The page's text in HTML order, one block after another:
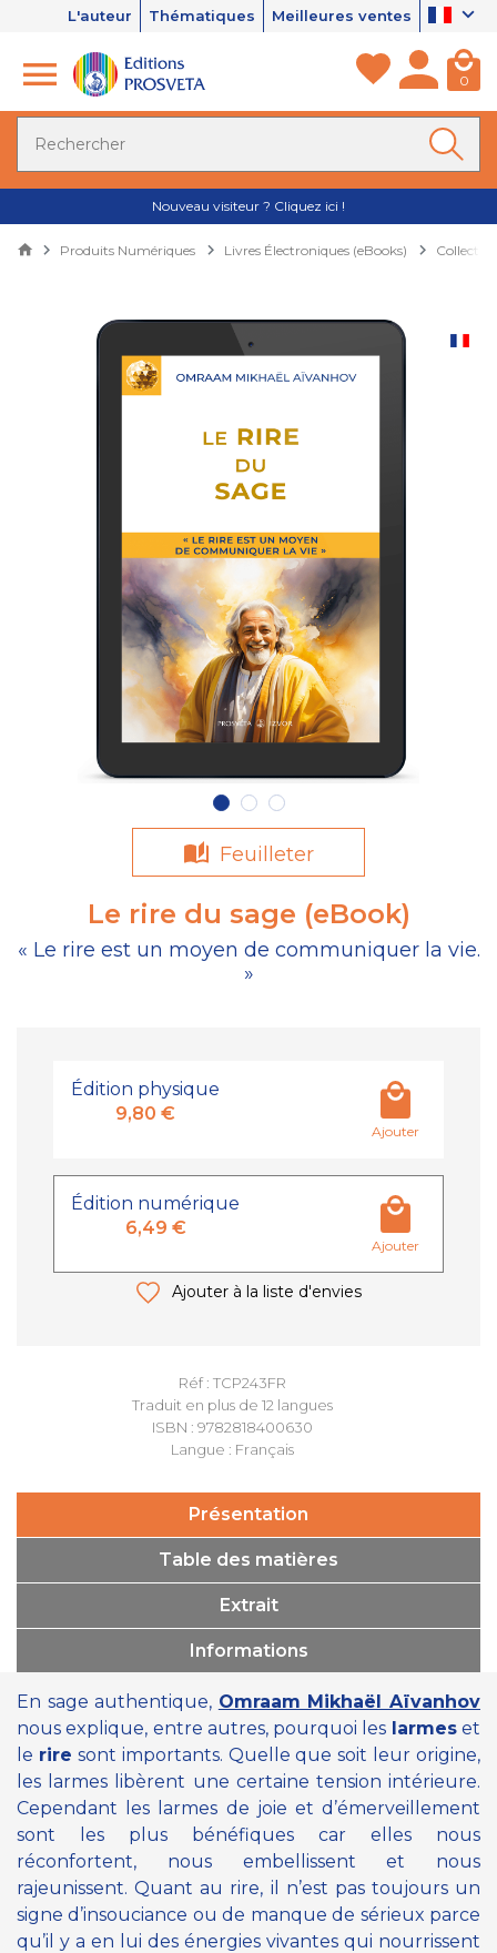
L'auteur Thématiques Meilleures ventes
0
Nouveau visiteur ? Cliquez ici !
Produits Numériques Livres Électroniques (eBooks)
Feuilleter
Le rire du sage (eBook)
« Le rire est un moyen de communiquer la vie.
»
Réf : TCP243FR
Traduit en plus de 12 langues
ISBN : 9782818400630
Langue : Français
Édition physique
9,80 €
Ajouter
Édition numérique
6,49 €
Ajouter
Ajouter à la liste d'envies
Présentation
Table des matières
Extrait
Informations
En sage authentique, Omraam Mikhaël Aïvanhov
nous explique, entre autres, pourquoi les larmeset
le rire sont importants. Quelle que soit leur origine,
les larmes libèrent une certaine tension intérieure.
Cependant les larmes de joie et d’émerveillement
sont les plus bénéfiques car elles nous
réconfortent, nous embellissent et nous
rajeunissent. Quant au rire, il n’est pas toujours un
signe d’insouciance ou de manque de sérieux parce
qu’il y a en lui des énergies vivantes qui nourrissent